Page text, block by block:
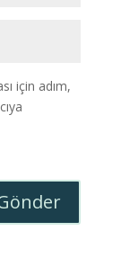
için adım,